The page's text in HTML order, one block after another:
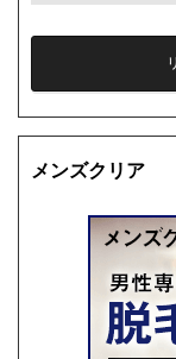
メンズクリア